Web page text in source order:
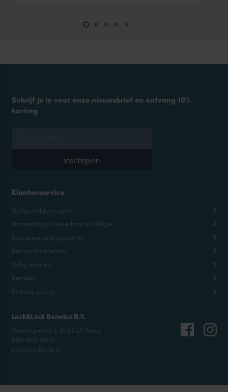
Klantenservice
Veelgestelde vragen
Verzending in Nederland en België
Retourneren en garantie
Retour aanmelden
Veilig betalen
Retailer
Privacy policy
Lock&Lock Benelux B.V.
Oostergracht 3, 3763 LX Soest
085-800 1800
info@locklock.nl
Schrijf je in voor onze nieuwsbrief en ontvang 10%
korting